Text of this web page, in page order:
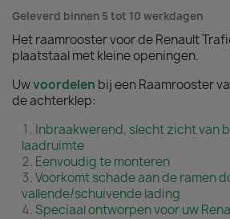
Geleverd binnen 5 tot 10 werkdagen
Het raamrooster voor de Renault
plaatstaal met kleine openingen.
Uwvoordelen bij een Raamrooster
de achterklep:
Inbraakwerend, slecht zicht van
laadruimte
Eenvoudig te monteren
Voorkomt schade aan de ramen
vallende/schuivende lading
Speciaal ontworpen voor uw